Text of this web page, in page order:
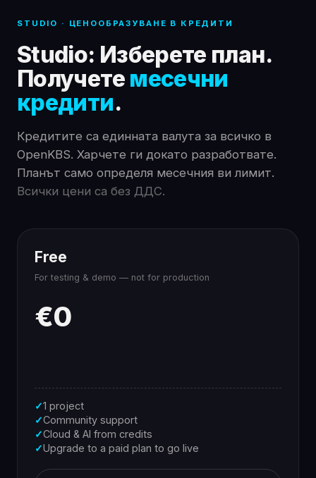
STUDIO · ЦЕНООБРАЗУВАНЕ В КРЕДИТИ
Studio: Изберете план.
Получете месечни
кредити.
Кредитите са единната валута за всичко в
OpenKBS. Харчете ги докато разработвате.
Планът само определя месечния ви лимит.
Всички цени са без ДДС.
Free
For testing & demo — not for production
€0
✓1 project
✓Community support
✓Cloud & AI from credits
✓Upgrade to a paid plan to go live